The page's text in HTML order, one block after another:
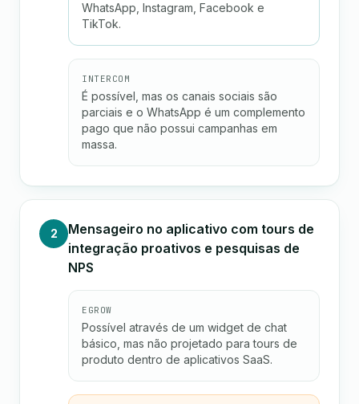
WhatsApp, Instagram, Facebook e
TikTok.
INTERCOM
É possível, mas os canais sociais são
parciais e o WhatsApp é um complemento
pago que não possui campanhas em
massa.
2
Mensageiro no aplicativo com tours de
integração proativos e pesquisas de
NPS
EGROW
Possível através de um widget de chat
básico, mas não projetado para tours de
produto dentro de aplicativos SaaS.